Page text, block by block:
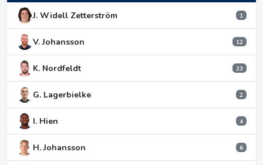
J. Widell Zetterström 1
V. Johansson 12
K. Nordfeldt 23
G. Lagerbielke 2
I. Hien 4
H. Johansson 6